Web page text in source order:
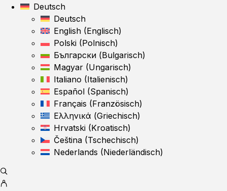
Deutsch
Deutsch
English (Englisch)
Polski (Polnisch)
Български (Bulgarisch)
Magyar (Ungarisch)
Italiano (Italienisch)
Español (Spanisch)
Français (Französisch)
Ελληνικά (Griechisch)
Hrvatski (Kroatisch)
Čeština (Tschechisch)
Nederlands (Niederländisch)